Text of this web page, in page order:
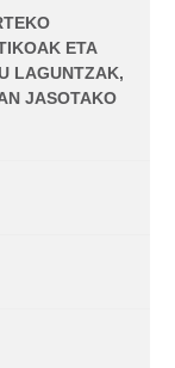
ETA
LAGUNTZAK,
JASOTAKO